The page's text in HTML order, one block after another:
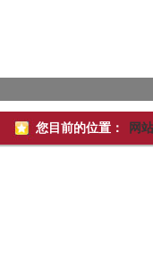
您目前的位置： 网